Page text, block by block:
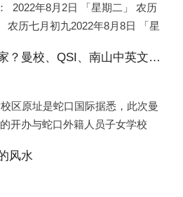
2022年8月2日 「星期二」 农历
农历七月初九2022年8月8日 「星
古冶区深圳三所国际化学校搬家？曼校、QSI、南山中英文搬走了
区原址是蛇口国际据悉，此次曼
开办与蛇口外籍人员子女学校
风水